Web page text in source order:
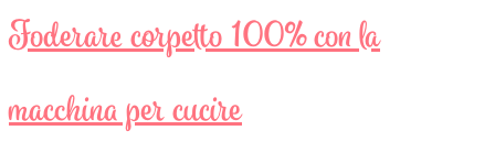
Foderare corpetto 100% con la
macchina per cucire